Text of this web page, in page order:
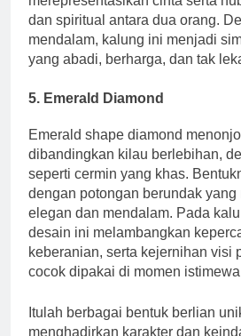
dan spiritual antara dua orang.
mendalam, kalung ini menjadi
yang abadi, berharga, dan tak
5. Emerald Diamond
Emerald shape diamond
dibandingkan kilau berlebihan,
seperti cermin yang khas.
dengan potongan berundak yang
elegan dan mendalam. Pada
desain ini melambangkan
keberanian, serta kejernihan visi
cocok dipakai di momen
Itulah berbagai bentuk berlian
menghadirkan karakter dan